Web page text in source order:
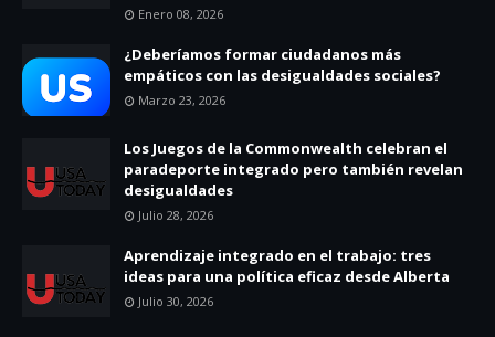
Enero 08, 2026
¿Deberíamos formar ciudadanos más
empáticos con las desigualdades sociales?
Marzo 23, 2026
Los Juegos de la Commonwealth celebran el
paradeporte integrado pero también revelan
desigualdades
Julio 28, 2026
Aprendizaje integrado en el trabajo: tres
ideas para una política eficaz desde Alberta
Julio 30, 2026